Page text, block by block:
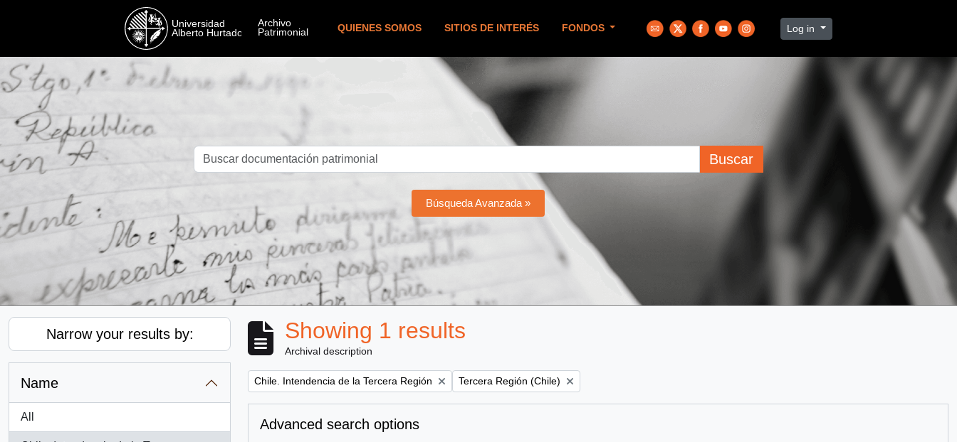
QUIENES SOMOS SITIOS DE INTERÉS FONDOS Log in
Buscar
Búsqueda Avanzada »
Narrow your results by:
Name
All
Showing 1 results
Archival description
Remove filter:
Chile. Intendencia de la Tercera Región Remove filter:
Tercera Región (Chile)
Advanced search options